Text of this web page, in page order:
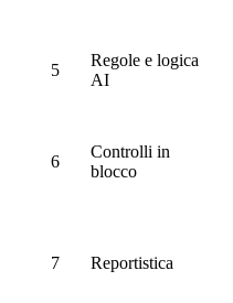
5
Regole e logica
AI
6
Controlli in
blocco
7 Reportistica